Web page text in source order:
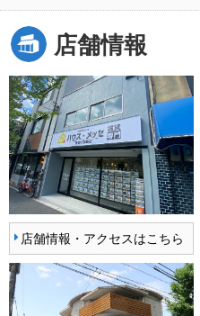
店舗情報
店舗情報・アクセスはこちら